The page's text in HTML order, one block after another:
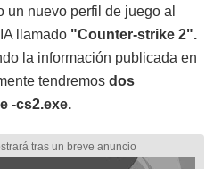
un nuevo perfil de juego al
llamado "Counter-strike 2".
la información publicada en
tendremos dos
-cs2.exe.